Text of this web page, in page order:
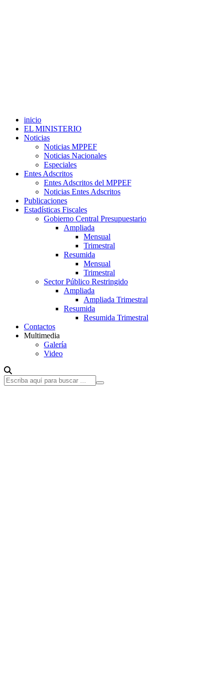
inicio
EL MINISTERIO
Noticias
Noticias MPPEF
Noticias Nacionales
Especiales
Entes Adscritos
Entes Adscritos del MPPEF
Noticias Entes Adscritos
Publicaciones
Estadísticas Fiscales
Gobierno Central Presupuestario
Ampliada
Mensual
Trimestral
Resumida
Mensual
Trimestral
Sector Público Restringido
Ampliada
Ampliada Trimestral
Resumida
Resumida Trimestral
Contactos
Multimedia
Galería
Video